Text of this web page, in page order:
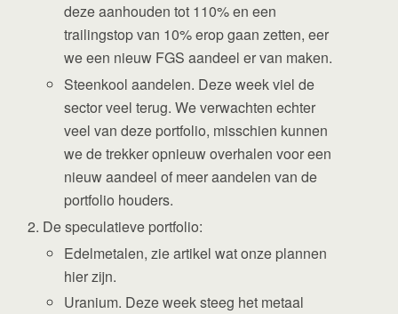
deze aanhouden tot 110% en een
trailingstop van 10% erop gaan zetten, eer
we een nieuw FGS aandeel er van maken.
Steenkool aandelen. Deze week viel de
sector veel terug. We verwachten echter
veel van deze portfolio, misschien kunnen
we de trekker opnieuw overhalen voor een
nieuw aandeel of meer aandelen van de
portfolio houders.
De speculatieve portfolio:
Edelmetalen, zie artikel wat onze plannen
hier zijn.
Uranium. Deze week steeg het metaal